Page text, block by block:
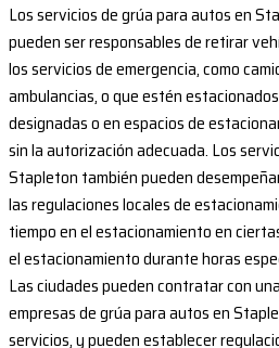
Los servicios de grúa para autos en
pueden ser responsables de retirar
los servicios de emergencia, como
ambulancias, o que estén
designadas o en espacios de
sin la autorización adecuada. Los
Stapleton también pueden
las regulaciones locales de
tiempo en el estacionamiento en
el estacionamiento durante horas
Las ciudades pueden contratar con
empresas de grúa para autos en
servicios, y pueden establecer